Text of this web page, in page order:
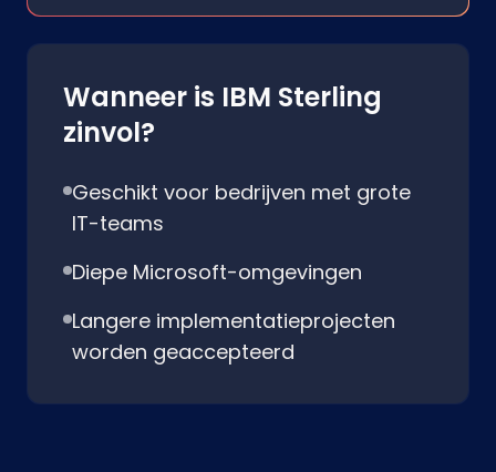
Wanneer is IBM Sterling
zinvol?
Geschikt voor bedrijven met grote
IT-teams
Diepe Microsoft-omgevingen
Langere implementatieprojecten
worden geaccepteerd